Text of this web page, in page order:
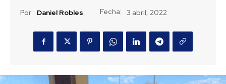
Por: Daniel Robles Fecha: 3 abril, 2022